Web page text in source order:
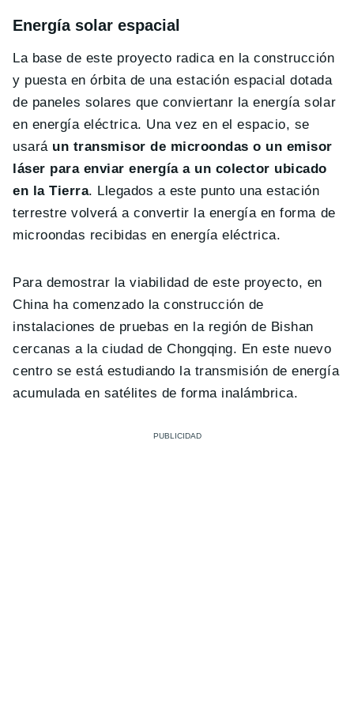
Energía solar espacial
La base de este proyecto radica en la construcción
y puesta en órbita de una estación espacial dotada
de paneles solares que conviertanr la energía solar
en energía eléctrica. Una vez en el espacio, se
usará un transmisor de microondas o un emisor
láser para enviar energía a un colector ubicado
en la Tierra. Llegados a este punto una estación
terrestre volverá a convertir la energía en forma de
microondas recibidas en energía eléctrica.
Para demostrar la viabilidad de este proyecto, en
China ha comenzado la construcción de
instalaciones de pruebas en la región de Bishan
cercanas a la ciudad de Chongqing. En este nuevo
centro se está estudiando la transmisión de energía
acumulada en satélites de forma inalámbrica.